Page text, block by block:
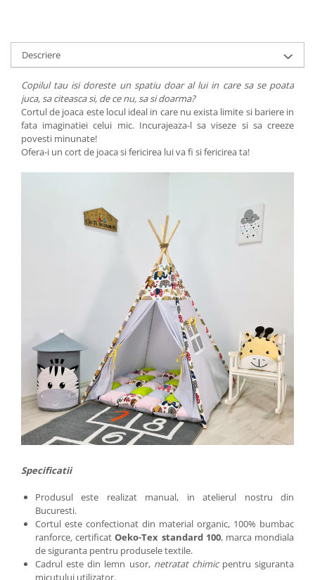
Descriere
Copilul tau isi doreste un spatiu doar al lui in care sa se poata
juca, sa citeasca si, de ce nu, sa si doarma?
Cortul de joaca este locul ideal in care nu exista limite si bariere in
fata imaginatiei celui mic. Incurajeaza-l sa viseze si sa creeze
povesti minunate!
Ofera-i un cort de joaca si fericirea lui va fi si fericirea ta!
Specificatii
Produsul este realizat manual, in atelierul nostru din
Bucuresti.
Cortul este confectionat din material organic, 100% bumbac
ranforce, certificatOeko-Tex standard 100, marca mondiala
de siguranta pentru produsele textile.
Cadrul este din lemn usor, netratat chimicpentru siguranta
micutului utilizator.